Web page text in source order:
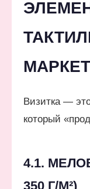
Визитка —
который
4.1.
350 Г/М²)